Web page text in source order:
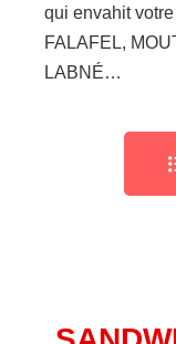
qui envahit
FALAFEL,
LABNÉ…